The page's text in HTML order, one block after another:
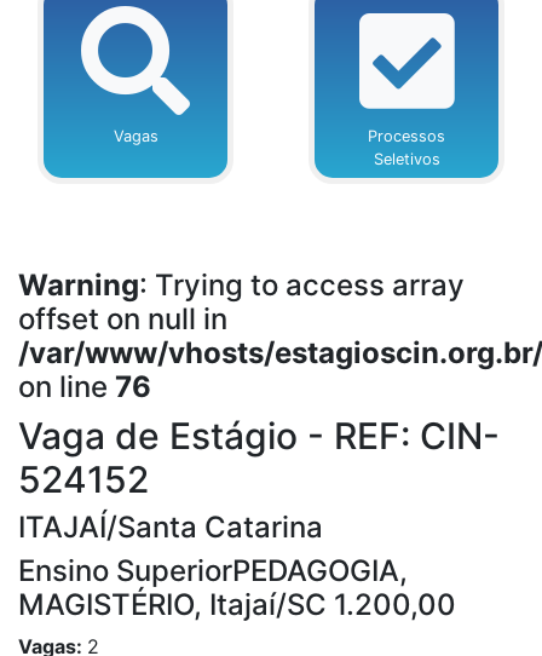
Vagas
Processos
Seletivos
Warning: Trying to access array
offset on null in
/var/www/vhosts/
on line 76
Vaga de Estágio - REF: CIN-
524152
ITAJAÍ/Santa Catarina
Ensino SuperiorPEDAGOGIA,
MAGISTÉRIO, Itajaí/SC 1.200,00
Vagas: 2